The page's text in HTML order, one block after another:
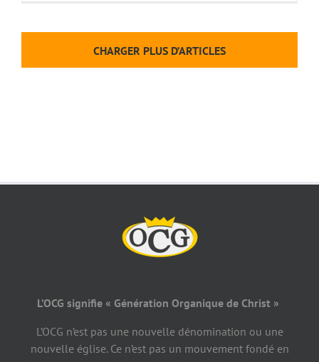
CHARGER PLUS D’ARTICLES
L’OCG signifie « Génération Organique de Christ »
L’OCG n’est pas une nouvelle dénomination ou une
nouvelle église. Ce n’est pas un mouvement fondé en